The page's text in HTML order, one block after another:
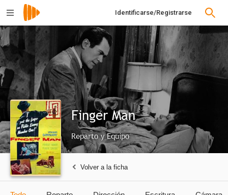
Identificarse/Registrarse
Finger Man
Reparto y Equipo
Volver a la ficha